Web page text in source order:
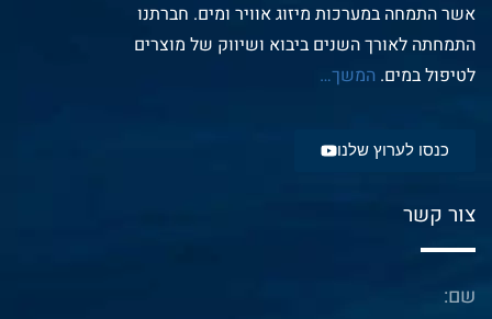
אשר התמחה במערכות מיזוג אוויר ומים. חברתנו
התמחתה לאורך השנים ביבוא ושיווק של מוצרים
לטיפול במים. המשך…
כנסו לערוץ שלנו
צור קשר